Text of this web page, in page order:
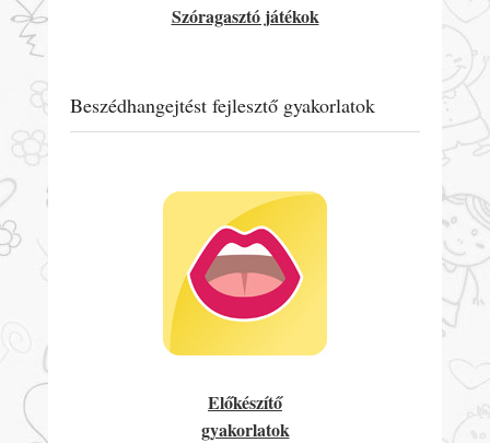
Szóragasztó játékok
Beszédhangejtést fejlesztő gyakorlatok
Előkészítő
gyakorlatok